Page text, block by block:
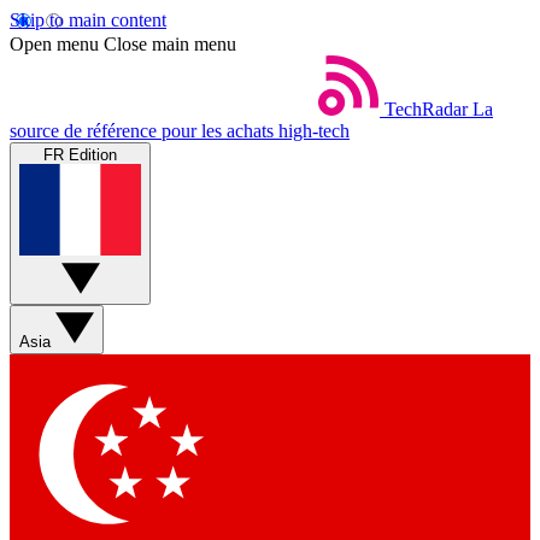
Skip to main content
Open menu Close main menu
TechRadar La
source de référence pour les achats high-tech
FR Edition
Asia